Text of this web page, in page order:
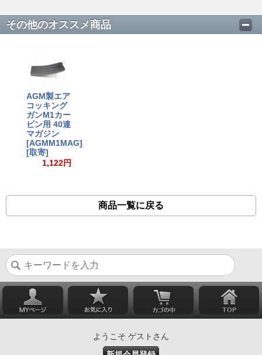
その他のオススメ商品
AGM製エア
コッキング
ガンM1カー
ビン用 40連
マガジン
[AGMM1MAG]
[取寄]
1,122円
商品一覧に戻る
ようこそ ゲストさん